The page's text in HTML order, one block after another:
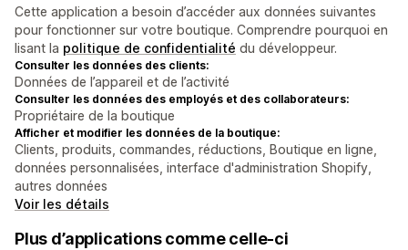
Cette application a besoin d’accéder aux données suivantes
pour fonctionner sur votre boutique. Comprendre pourquoi en
lisant la politique de confidentialité du développeur.
Consulter les données des clients:
Données de l’appareil et de l’activité
Consulter les données des employés et des collaborateurs:
Propriétaire de la boutique
Afficher et modifier les données de la boutique:
Clients, produits, commandes, réductions, Boutique en ligne,
données personnalisées, interface d'administration Shopify,
autres données
Voir les détails
Plus d’applications comme celle-ci